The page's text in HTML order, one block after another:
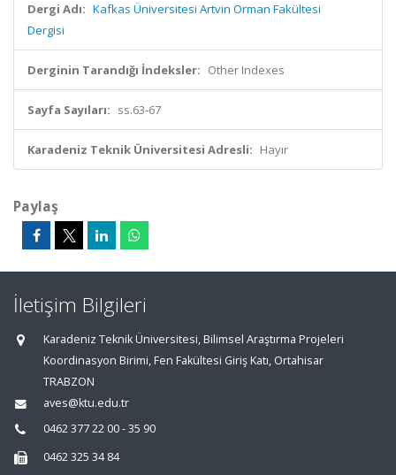
Dergi Adı: Kafkas Üniversitesi Artvin Orman Fakültesi
Dergisi
Derginin Tarandığı İndeksler: Other Indexes
Sayfa Sayıları: ss.63-67
Karadeniz Teknik Üniversitesi Adresli: Hayır
Paylaş
İletişim Bilgileri
Karadeniz Teknik Üniversitesi, Bilimsel Araştırma Projeleri
Koordinasyon Birimi, Fen Fakültesi Giriş Katı, Ortahisar
TRABZON
aves@ktu.edu.tr
0462 377 22 00 - 35 90
0462 325 34 84